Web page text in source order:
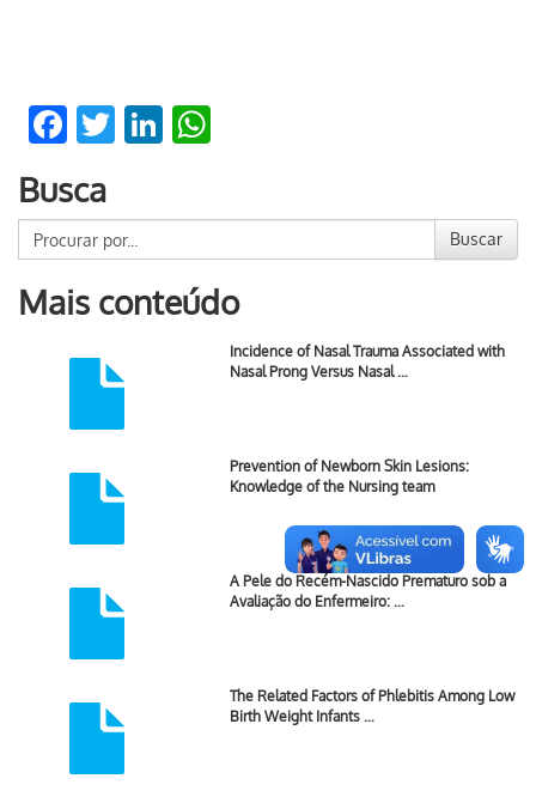
Facebook
TwitterLinkedIn
Busca
Buscar
Mais conteúdo
Incidence of Nasal Trauma Associated with
Nasal Prong Versus Nasal …
Prevention of Newborn Skin Lesions:
Knowledge of the Nursing team
A Pele do Recém-Nascido Prematuro sob a
Avaliação do Enfermeiro: …
The Related Factors of Phlebitis Among Low
Birth Weight Infants …